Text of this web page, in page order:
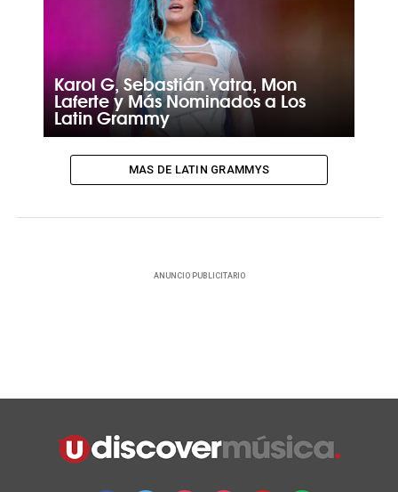
Karol G, Sebastián Yatra, Mon
Laferte y Más Nominados a Los
Latin Grammy
MAS DE LATIN GRAMMYS
ANUNCIO PUBLICITARIO